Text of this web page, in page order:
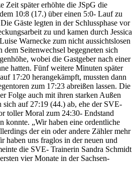
Zeit später erhöhte die JSpG die
10:8 (17.) über einen 5:0- Lauf zu
Gäste legten in der Schlussphase vor
zu und kamen durch Jessica
Warnecke zum nicht aussichtslosen
Seitenwechsel begegneten sich
wobei die Gastgeber nach einer
hatten. Fünf weitere Minuten später
17:20 herangekämpft, mussten dann
zum 17:23 abreißen lassen. Die
Folge auch mit ihren starken Außen
sich auf 27:19 (44.) ab, ehe der SVE-
toller Moral zum 24:30- Endstand
konnte. „Wir haben eine ordentliche
der ein oder andere Zähler mehr
haben uns fraglos in der neuen und
die SVE- Trainerin Sandra Schmidt
vier Monate in der Sachsen-